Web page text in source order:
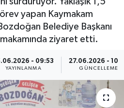
yapan Kaymakam
Belediye Başkanı
ziyaret etti.
- 09:53
YAYINLANMA
27.06.2026 -
GÜNCELLEME